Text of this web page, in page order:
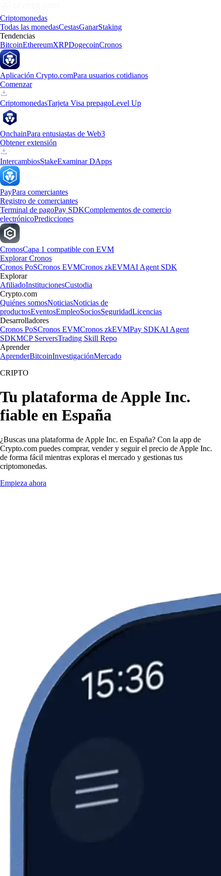
Criptomonedas
Todas las monedasCestasGanarStaking
Tendencias
BitcoinEthereumXRPDogecoinCronos
Aplicación Crypto.comPara usuarios cotidianos
Comenzar
CriptomonedasTarjeta Visa prepagoLevel Up
OnchainPara entusiastas de Web3
Obtener extensión
IntercambiosStakeExaminar DApps
PayPara comerciantes
Registro de comerciantes
Terminal de pagoPay SDKComplementos de comercio
electrónicoPredicciones
CronosCapa 1 compatible con EVM
Explorar Cronos
Cronos PoSCronos EVMCronos zkEVMAI Agent SDK
Explorar
AfiliadoInstitucionesCustodia
Crypto.com
Quiénes somosNoticiasNoticias de
productosEventosEmpleoSociosSeguridadLicencias
Desarrolladores
Cronos PoSCronos EVMCronos zkEVMPay SDKAI Agent
SDKMCP ServersTrading Skill Repo
Aprender
AprenderBitcoinInvestigaciónMercado
CRIPTO
Tu plataforma de Apple Inc.
fiable en España
¿Buscas una plataforma de Apple Inc. en España? Con la app de
Crypto.com puedes comprar, vender y seguir el precio de Apple Inc.
de forma fácil mientras exploras el mercado y gestionas tus
criptomonedas.
Empieza ahora